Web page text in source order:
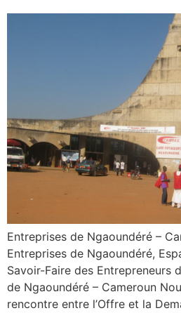
Entreprises de Ngaoundéré –
Entreprises de Ngaoundéré,
Savoir-Faire des Entrepreneurs
de Ngaoundéré – Cameroun
rencontre entre l’Offre et la